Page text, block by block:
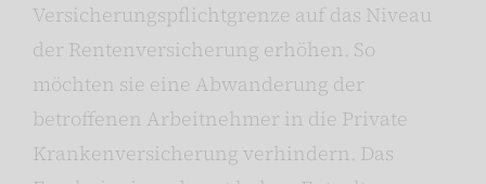
Versicherungspflichtgrenze auf das Niveau
der Rentenversicherung erhöhen. So
möchten sie eine Abwanderung der
betroffenen Arbeitnehmer in die Private
Krankenversicherung verhindern. Das